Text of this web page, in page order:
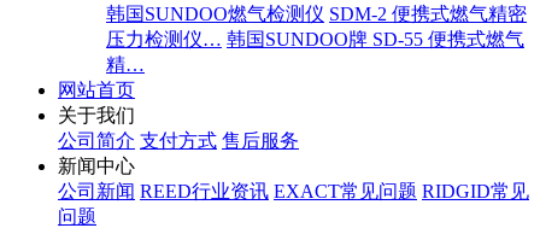
韩国SUNDOO燃气检测仪 SDM-2 便携式燃气精密
压力检测仪… 韩国SUNDOO牌 SD-55 便携式燃气
精…
网站首页
关于我们
公司简介 支付方式 售后服务
新闻中心
公司新闻 REED行业资讯 EXACT常见问题 RIDGID常见
问题